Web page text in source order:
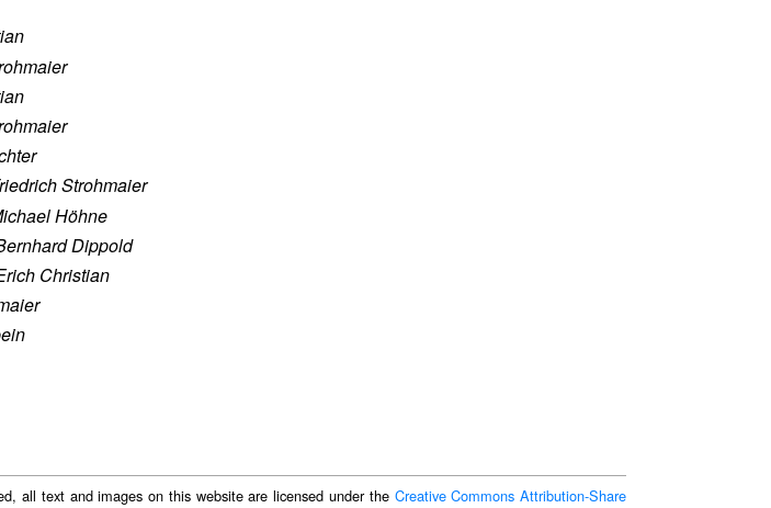
Strohmaier
Höhne
Dippold
Christian
all text and images on this website are licensed under the Creative Commons Attribution-Share